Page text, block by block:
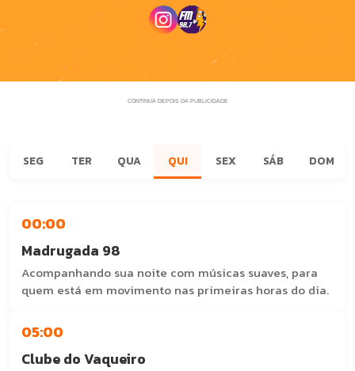
SEG TER QUA QUI SEX SÁB DOM
00:00
Madrugada 98
Acompanhando sua noite com músicas suaves, para
quem está em movimento nas primeiras horas do dia.
05:00
Clube do Vaqueiro